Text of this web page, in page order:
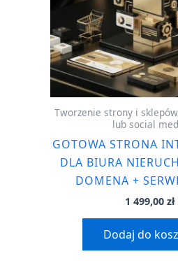
Tworzenie strony i
lub social
GOTOWA STRONA
DLA BIURA
DOMENA +
1 499,00 zł
Dodaj do